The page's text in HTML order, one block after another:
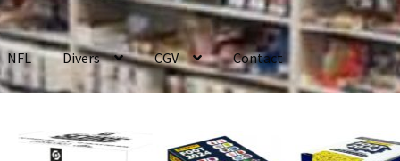
NFL Divers CGV Contact